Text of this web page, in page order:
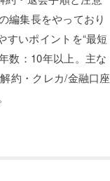
編集長をやっており
すいポイントを“最短
数：10年以上。主な
約・クレカ/金融口座